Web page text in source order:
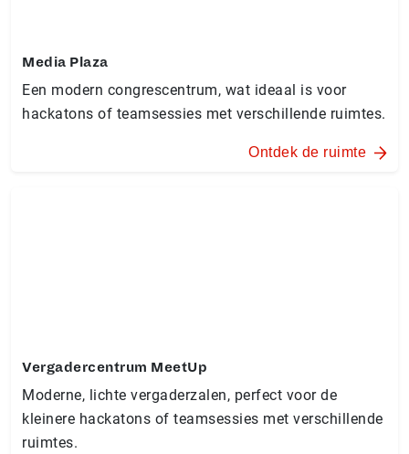
Media Plaza
Een modern congrescentrum, wat ideaal is voor
hackatons of teamsessies met verschillende ruimtes.
Ontdek de ruimte
Vergadercentrum MeetUp
Moderne, lichte vergaderzalen, perfect voor de
kleinere hackatons of teamsessies met verschillende
ruimtes.